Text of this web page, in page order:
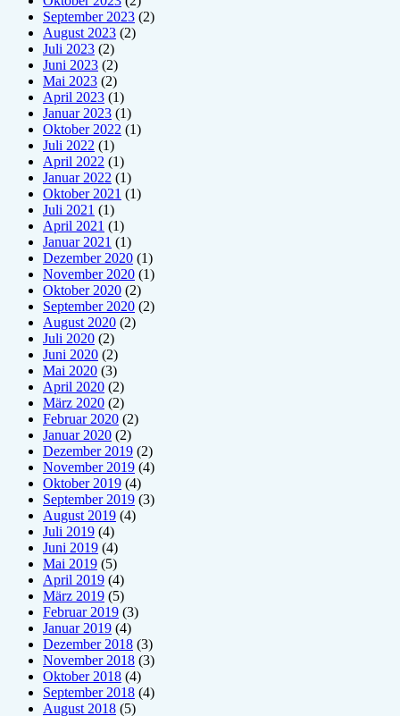
September 2023 (2)
August 2023 (2)
Juli 2023 (2)
Juni 2023 (2)
Mai 2023 (2)
April 2023 (1)
Januar 2023 (1)
Oktober 2022 (1)
Juli 2022 (1)
April 2022 (1)
Januar 2022 (1)
Oktober 2021 (1)
Juli 2021 (1)
April 2021 (1)
Januar 2021 (1)
Dezember 2020 (1)
November 2020 (1)
Oktober 2020 (2)
September 2020 (2)
August 2020 (2)
Juli 2020 (2)
Juni 2020 (2)
Mai 2020 (3)
April 2020 (2)
März 2020 (2)
Februar 2020 (2)
Januar 2020 (2)
Dezember 2019 (2)
November 2019 (4)
Oktober 2019 (4)
September 2019 (3)
August 2019 (4)
Juli 2019 (4)
Juni 2019 (4)
Mai 2019 (5)
April 2019 (4)
März 2019 (5)
Februar 2019 (3)
Januar 2019 (4)
Dezember 2018 (3)
November 2018 (3)
Oktober 2018 (4)
September 2018 (4)
August 2018 (5)